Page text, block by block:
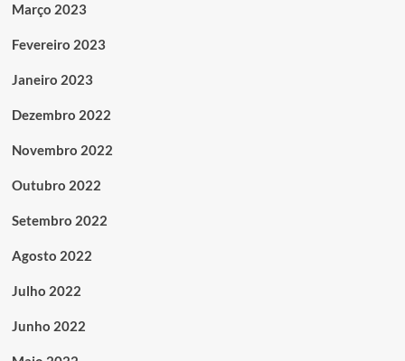
Março 2023
Fevereiro 2023
Janeiro 2023
Dezembro 2022
Novembro 2022
Outubro 2022
Setembro 2022
Agosto 2022
Julho 2022
Junho 2022